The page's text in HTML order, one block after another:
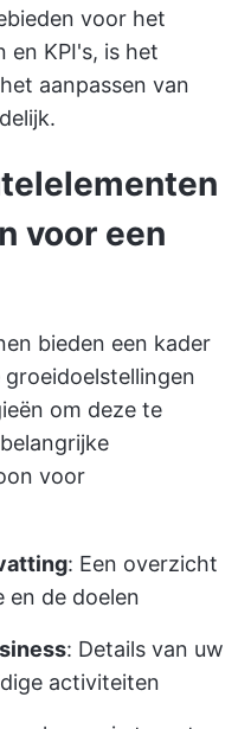
voor het
en KPI's, is het
aanpassen van
voor een
bieden een kader
om deze te
voor
: Een overzicht
en de doelen
: Details van uw
activiteiten